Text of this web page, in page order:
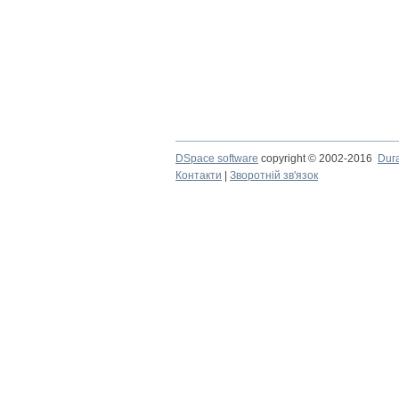
DSpace software copyright © 2002-2016
Контакти
Зворотній зв'язок